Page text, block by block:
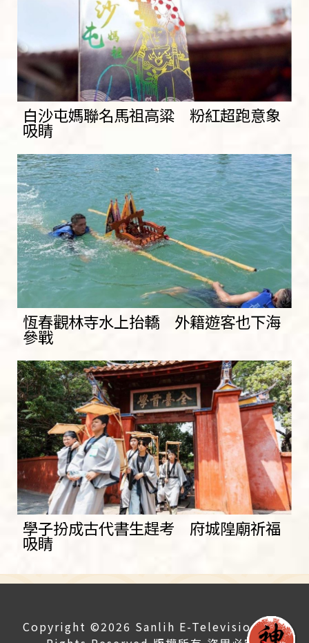
白沙屯媽聯名馬祖高粱 粉紅超跑意象
吸睛
恆春觀林寺水上抬轎 外籍遊客也下海
參戰
學子扮成古代書生趕考 府城隍廟祈福
吸睛
Copyright ©2026 Sanlih E-Television All